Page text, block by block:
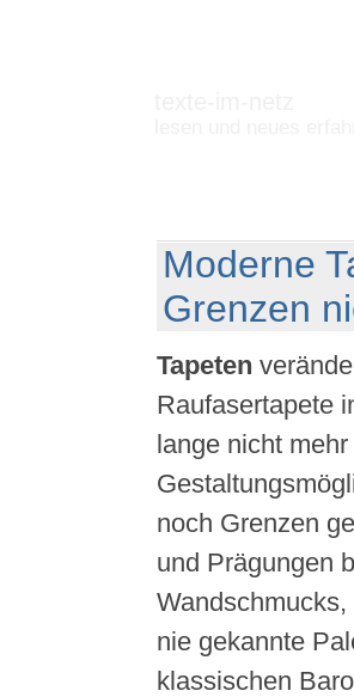
Moderne
Grenzen
Tapeten
Raufasertapete
lange nicht
noch Grenzen
und Prägungen
nie gekannte
klassischen